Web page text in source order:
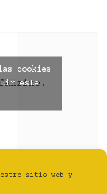
sitio web y
cookies
este